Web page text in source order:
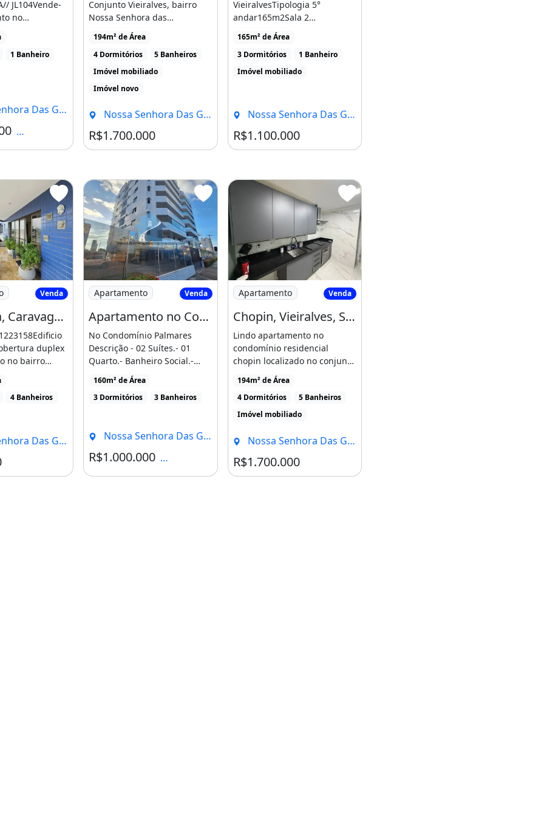
alterações, Consulte
#imoveis #corretor
#conjunto
#imobiliaria
JL104Vende-
no
Denis
1 Banheiro
Graças, Manaus - AM
Condomínio R$2.200
Conjunto Vieiralves, bairro
Nossa Senhora das
GraçasVendo um
apartamento amplo [...]
194m² de Área
4 Dormitórios
5 Banheiros
Imóvel mobiliado
Imóvel novo
Nossa Senhora Das Graças, Manaus - AM
R$1.700.000
VieiralvesTipologia 5°
andar165m2Sala 2
ambientesVaranda com visão
da ponte Rio
NegroCozinhaÁrea [...]
165m² de Área
3 Dormitórios
1 Banheiro
Imóvel mobiliado
Nossa Senhora Das Graças, Manaus - AM
R$1.100.000
Caravaggio Venda Tem 190M2 com
Venda
Cobertura, Caravaggio Venda Tem 190M2 com 3 Suítes em Nossa Senhora das Graças - Manaus
duplex
no bairro
das [...]
4 Banheiros
Graças, Manaus - AM
Imagem: Apartamento no Condomínio Palmares - Nossa
Apartamento Venda
Apartamento no Condomínio Palmares - Nossa Senhora das Gracas
No Condomínio Palmares
Descrição - 02 Suítes.- 01
Quarto.- Banheiro Social.-
Sala de Estar/Jantar.- [...]
160m² de Área
3 Dormitórios
3 Banheiros
Nossa Senhora Das Graças, Manaus - AM
R$1.000.000 Condomínio R$1.500
Imagem: Chopin, Vieiralves, Semi Mobiliado
Apartamento Venda
Chopin, Vieiralves, Semi Mobiliado
Lindo apartamento no
condomínio residencial
chopin localizado no conjunto
Vieiralves.São 194m2 com [...]
194m² de Área
4 Dormitórios
5 Banheiros
Imóvel mobiliado
Nossa Senhora Das Graças, Manaus - AM
R$1.700.000